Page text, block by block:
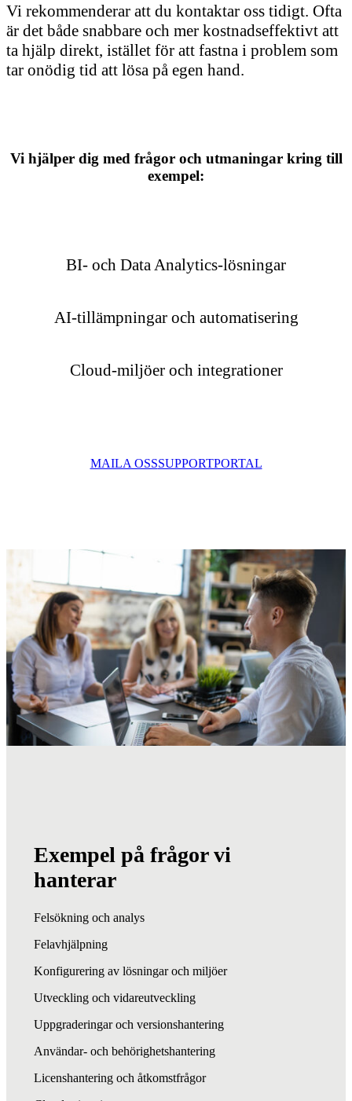
Vi rekommenderar att du kontaktar oss tidigt. Ofta
är det både snabbare och mer kostnadseffektivt att
ta hjälp direkt, istället för att fastna i problem som
tar onödig tid att lösa på egen hand.
Vi hjälper dig med frågor och utmaningar kring till
exempel:
BI- och Data Analytics-lösningar
AI-tillämpningar och automatisering
Cloud-miljöer och integrationer
MAILA OSSSUPPORTPORTAL
Exempel på frågor vi
hanterar
Felsökning och analys
Felavhjälpning
Konfigurering av lösningar och miljöer
Utveckling och vidareutveckling
Uppgraderingar och versionshantering
Användar- och behörighetshantering
Licenshantering och åtkomstfrågor